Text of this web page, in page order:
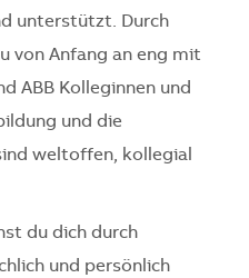
unterstützt. Durch
von Anfang an eng mit
ABB Kolleginnen und
und die
weltoffen, kollegial
du dich durch
und persönlich